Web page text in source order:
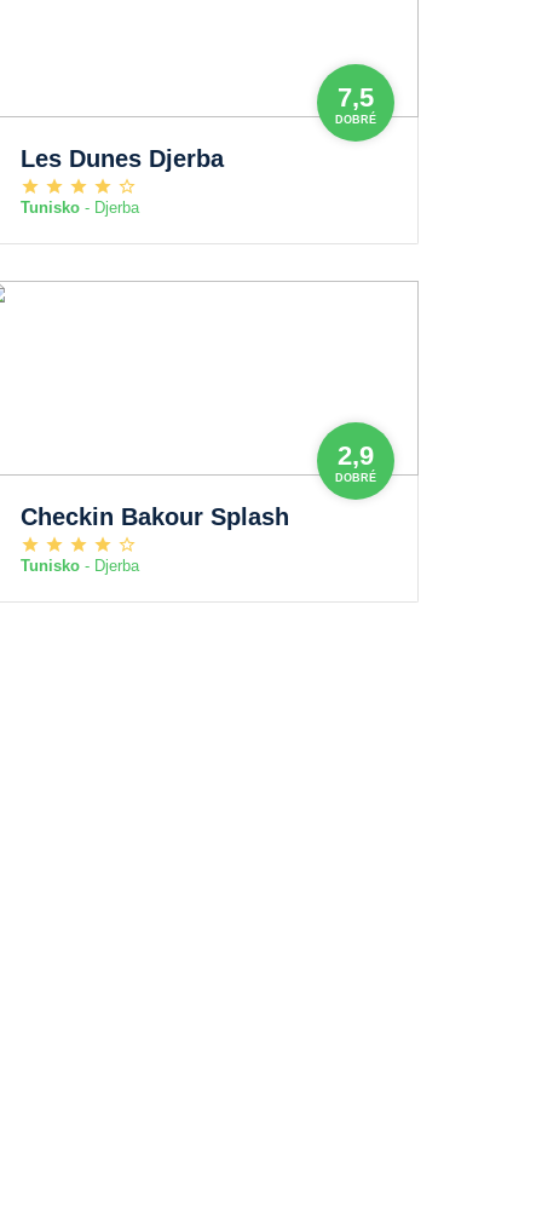
7,5
DOBRÉ
Les Dunes Djerba
Tunisko - Djerba
2,9
DOBRÉ
Checkin Bakour Splash
Tunisko - Djerba